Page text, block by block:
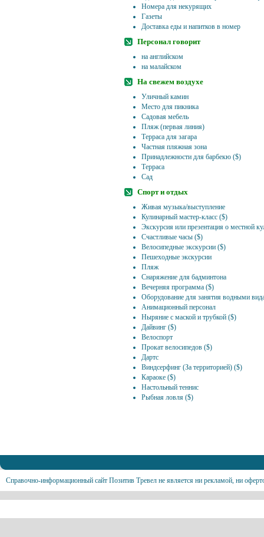
Номера для некурящих
Газеты
Доставка еды и напитков в номер
Персонал говорит
на английском
на малайском
На свежем воздухе
Уличный камин
Место для пикника
Садовая мебель
Пляж (первая линия)
Терраса для загара
Частная пляжная зона
Принадлежности для барбекю ($)
Терраса
Сад
Спорт и отдых
Живая музыка/выступление
Кулинарный мастер-класс ($)
Экскурсия или презентация о местной
Счастливые часы ($)
Велосипедные экскурсии ($)
Пешеходные экскурсии
Пляж
Снаряжение для бадминтона
Вечерняя программа ($)
Оборудование для занятия водными
Анимационный персонал
Ныряние с маской и трубкой ($)
Дайвинг ($)
Велоспорт
Прокат велосипедов ($)
Дартс
Виндсерфинг (За территорией) ($)
Караоке ($)
Настольный теннис
Рыбная ловля ($)
Справочно-информационный сайт Позитив Тревел не является ни рекламой, ни